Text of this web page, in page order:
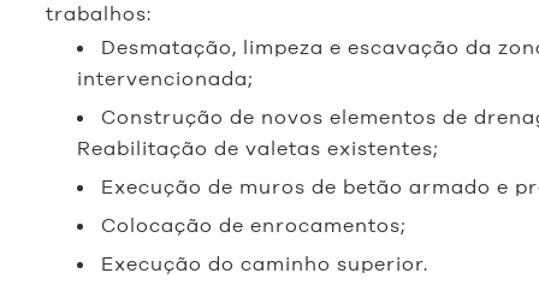
trabalhos:
Desmatação, limpeza e escavação da
intervencionada;
Construção de novos elementos de
Reabilitação de valetas existentes;
Execução de muros de betão armado e
Colocação de enrocamentos;
Execução do caminho superior.